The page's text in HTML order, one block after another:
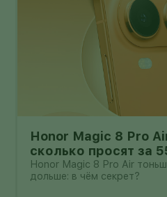
Honor Magic 8 Pro
сколько просят за
корпусе толщиной
Honor Magic 8 Pro Air
дольше: в чём секрет?